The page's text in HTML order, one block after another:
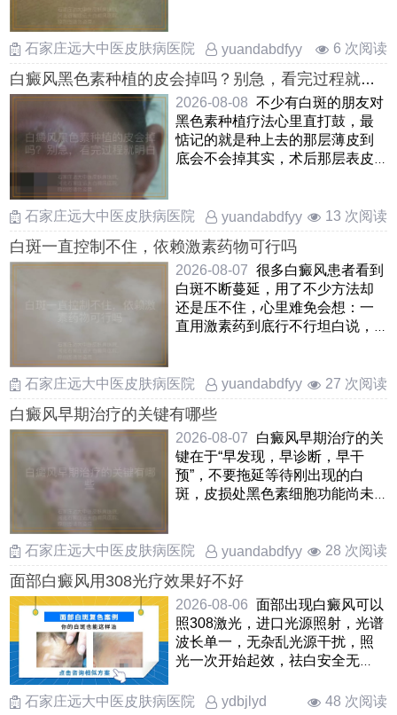
石家庄远大中医皮肤病医院
yuandabdfyy 6 次阅读
白癜风黑色素种植的皮会掉吗？别急，看完过程就明
白
2026-08-08 不少有白斑的朋友对
黑色素种植疗法心里直打鼓，最
惦记的就是种上去的那层薄皮到
底会不会掉其实，术后那层表皮
石家庄远大中医皮肤病医院 yuandabdfyy 13 次阅读
白斑一直控制不住，依赖激素药物可行吗
2026-08-07 很多白癜风患者看到
白斑不断蔓延，用了不少方法却
还是压不住，心里难免会想：一
直用激素药到底行不行坦白说，
石家庄远大中医皮肤病医院
yuandabdfyy 27 次阅读
白癜风早期治疗的关键有哪些
2026-08-07
白癜风早期治疗的关
键在于“早发现，早诊断，早干
预”，不要拖延等待刚出现的白
斑，皮损处黑色素细胞功能尚未
石家庄远大中医皮肤病医院
yuandabdfyy 28 次阅读
面部白癜风用308光疗效果好不好
2026-08-06 面部出现白癜风可以
照308激光，进口光源照射，光谱
波长单一，无杂乱光源干扰，照
光一次开始起效，祛白安全无
的 ……
石家庄远大中医皮肤病医院 ydbjlyd 48 次阅读